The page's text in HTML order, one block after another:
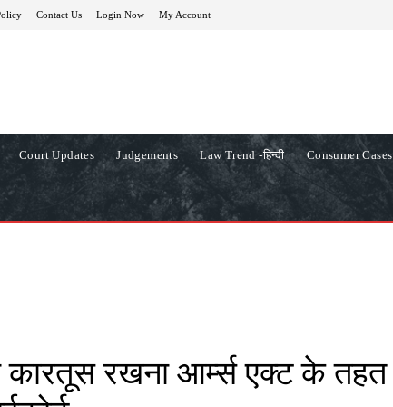
Contact Us Login Now My Account
Court Updates Judgements Law Trend -हिन्दी Consumer Cases
कारतूस रखना आर्म्स एक्ट के तहत